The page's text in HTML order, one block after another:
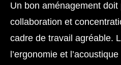
Un bon aménagement
collaboration et
cadre de travail agréable.
l’ergonomie et